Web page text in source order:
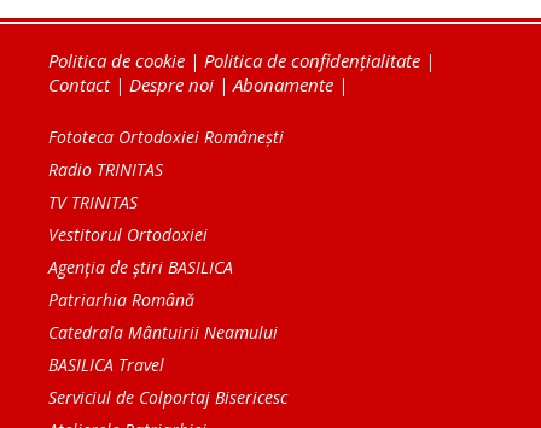
Politica de cookie | Politica de confidențialitate |
Contact| Despre noi |Abonamente |
Fototeca Ortodoxiei Românești
Radio TRINITAS
TV TRINITAS
Vestitorul Ortodoxiei
Agenţia de ştiri BASILICA
Patriarhia Română
Catedrala Mântuirii Neamului
BASILICA Travel
Serviciul de Colportaj Bisericesc